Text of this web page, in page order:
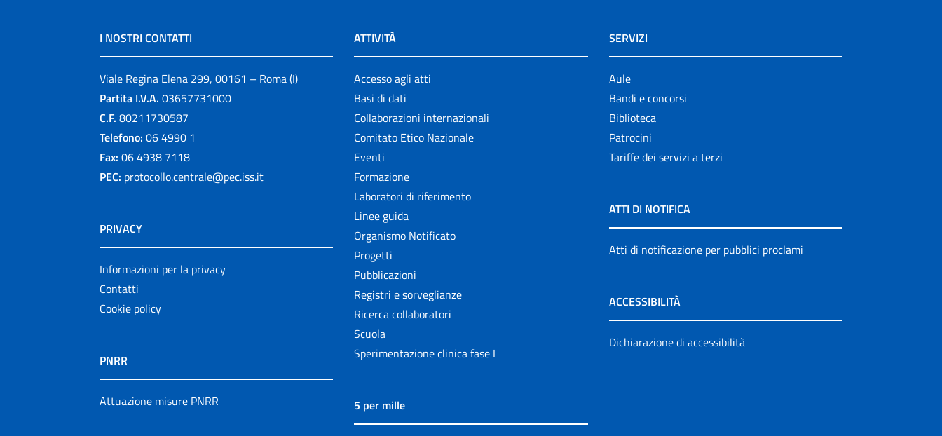
I NOSTRI CONTATTI
Viale Regina Elena 299, 00161 – Roma (I)
Partita I.V.A. 03657731000
C.F. 80211730587
Telefono: 06 4990 1
Fax: 06 4938 7118
PEC: protocollo.centrale@pec.iss.it
PRIVACY
Informazioni per la privacy
Contatti
Cookie policy
PNRR
Attuazione misure PNRR
ATTIVITÀ
Accesso agli atti
Basi di dati
Collaborazioni internazionali
Comitato Etico Nazionale
Eventi
Formazione
Laboratori di riferimento
Linee guida
Organismo Notificato
Progetti
Pubblicazioni
Registri e sorveglianze
Ricerca collaboratori
Scuola
Sperimentazione clinica fase I
5 per mille
SERVIZI
Aule
Bandi e concorsi
Biblioteca
Patrocini
Tariffe dei servizi a terzi
ATTI DI NOTIFICA
Atti di notificazione per pubblici proclami
ACCESSIBILITÀ
Dichiarazione di accessibilità